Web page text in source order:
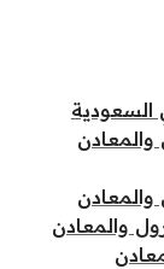
والمعادن